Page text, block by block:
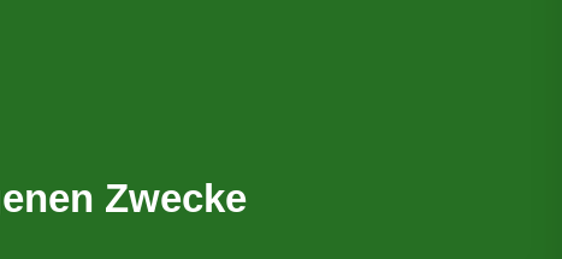
Zwecke